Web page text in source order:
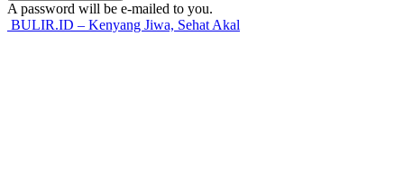
A password will be e-mailed to you.
BULIR.ID – Kenyang Jiwa, Sehat Akal